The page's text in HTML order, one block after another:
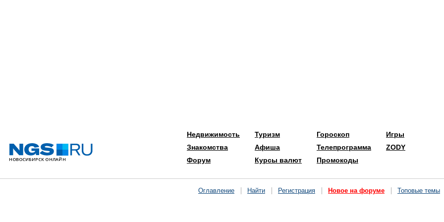
Недвижимость
Знакомства
Форум
Туризм
Афиша
Курсы валют
Гороскоп
Телепрограмма
Промокоды
Игры
ZODY
Оглавление Найти Регистрация Новое на форуме Топовые темы